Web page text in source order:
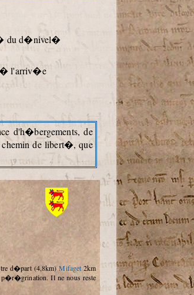
du d�nivel�
l'arriv�e
d'h�bergements, de
de libert�, que
d�part (4,8km)Mifaget 2km
Il ne nous reste